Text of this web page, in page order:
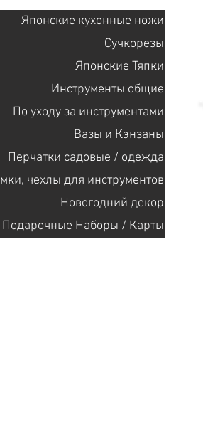
Японские кухонные ножи
Сучкорезы
Японские Тяпки
Инструменты общие
По уходу за инструментами
Bазы и Кэнзаны
Перчатки садовые / одежда
чехлы для инструментов
Новогодний декор
Подарочные Наборы / Карты